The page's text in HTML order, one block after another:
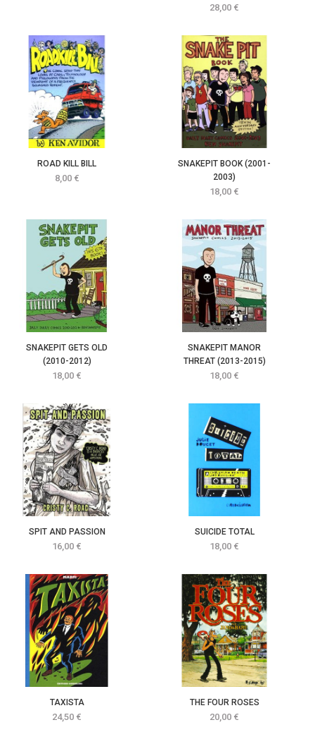
Prix
28,00 €
ROAD KILL BILL
Prix
8,00 €
SNAKEPIT BOOK (2001-
2003)
Prix
18,00 €
SNAKEPIT GETS OLD
(2010-2012)
Prix
18,00 €
SNAKEPIT MANOR
THREAT (2013-2015)
Prix
18,00 €
SPIT AND PASSION
Prix
16,00 €
SUICIDE TOTAL
Prix
18,00 €
TAXISTA
Prix
24,50 €
THE FOUR ROSES
Prix
20,00 €